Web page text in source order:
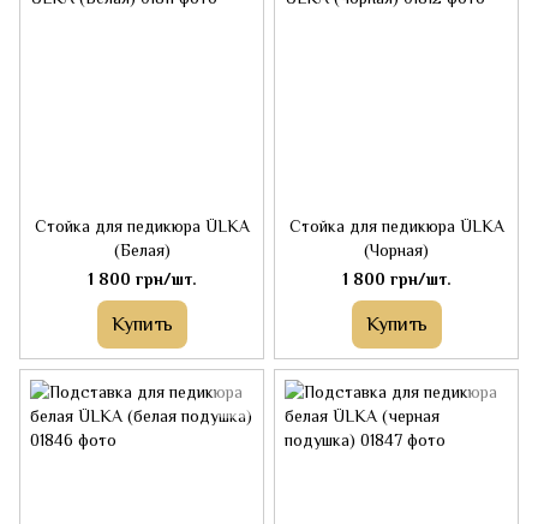
Стойка для педикюра ÜLKA
(Белая)
1 800 грн/шт.
Купить
Стойка для педикюра ÜLKA
(Чорная)
1 800 грн/шт.
Купить